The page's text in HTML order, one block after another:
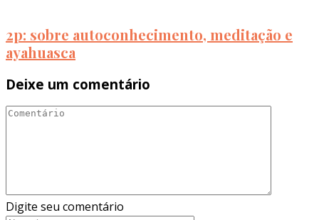
2p: sobre autoconhecimento, meditação e
ayahuasca
Deixe um comentário
Digite seu comentário